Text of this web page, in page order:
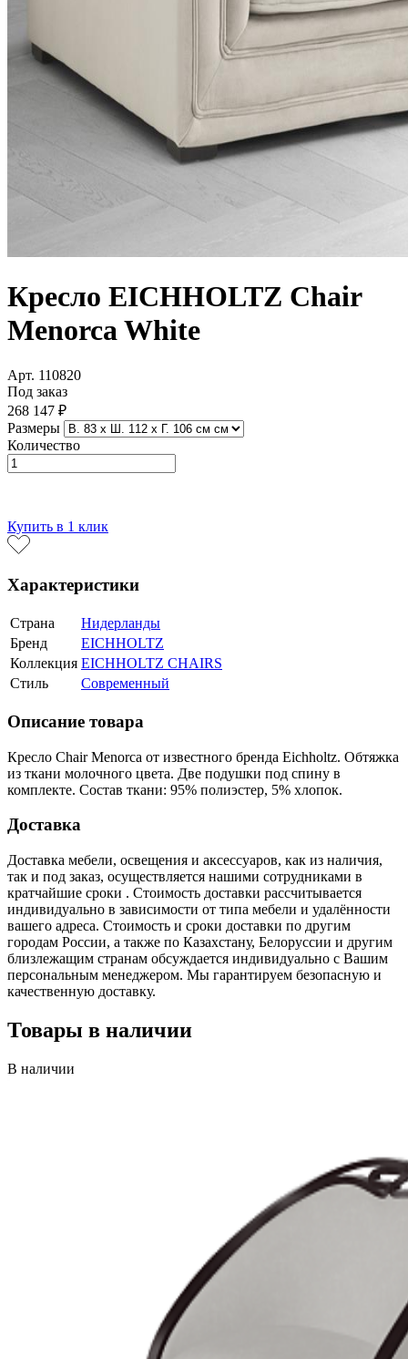
Кресло EICHHOLTZ Chair
Menorca White
Арт. 110820
Под заказ
268 147 ₽
Размеры
Количество
Купить в 1 клик
Характеристики
Страна
Нидерланды
Бренд
EICHHOLTZ
Коллекция EICHHOLTZ CHAIRS
Стиль
Современный
Описание товара
Кресло Chair Menorca от известного бренда Eichholtz. Обтяжка
из ткани молочного цвета. Две подушки под спину в
комплекте. Состав ткани: 95% полиэстер, 5% хлопок.
Доставка
Доставка мебели, освещения и аксессуаров, как из наличия,
так и под заказ, осуществляется нашими сотрудниками в
кратчайшие сроки . Стоимость доставки рассчитывается
индивидуально в зависимости от типа мебели и удалённости
вашего адреса. Стоимость и сроки доставки по другим
городам России, а также по Казахстану, Белоруссии и другим
близлежащим странам обсуждается индивидуально с Вашим
персональным менеджером. Мы гарантируем безопасную и
качественную доставку.
Товары в наличии
В наличии